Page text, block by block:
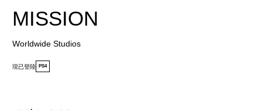
MISSION
Worldwide Studios
現已登陸 PS4